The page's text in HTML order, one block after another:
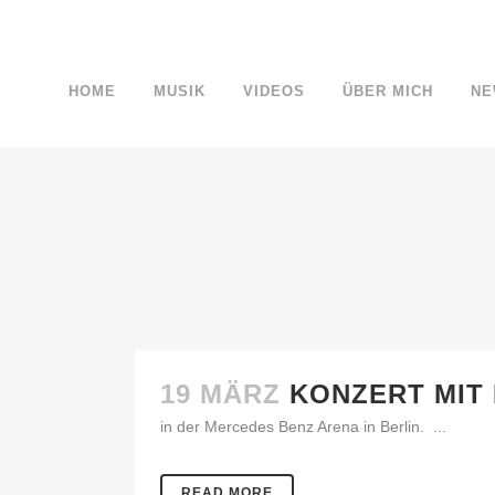
HOME MUSIK VIDEOS ÜBER MICH
19 MÄRZ KONZERT
in der Mercedes Benz Arena in Berlin. ...